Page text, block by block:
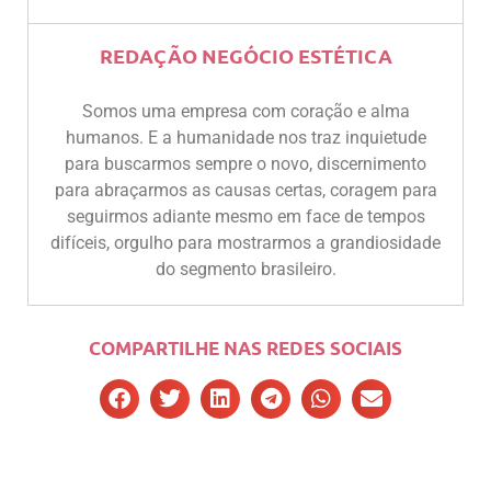
REDAÇÃO NEGÓCIO ESTÉTICA
Somos uma empresa com coração e alma
humanos. E a humanidade nos traz inquietude
para buscarmos sempre o novo, discernimento
para abraçarmos as causas certas, coragem para
seguirmos adiante mesmo em face de tempos
difíceis, orgulho para mostrarmos a grandiosidade
do segmento brasileiro.
COMPARTILHE NAS REDES SOCIAIS